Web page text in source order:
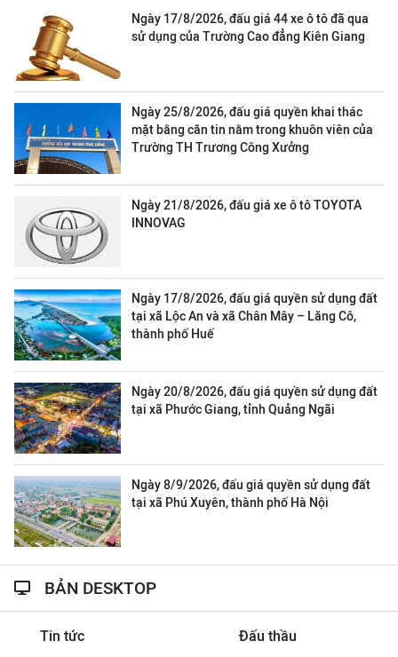
Ngày 17/8/2026, đấu giá 44 xe ô tô đã qua
sử dụng của Trường Cao đẳng Kiên Giang
Ngày 25/8/2026, đấu giá quyền khai thác
mặt bằng căn tin nằm trong khuôn viên của
Trường TH Trương Công Xưởng
Ngày 21/8/2026, đấu giá xe ô tô TOYOTA
INNOVAG
Ngày 17/8/2026, đấu giá quyền sử dụng đất
tại xã Lộc An và xã Chân Mây – Lăng Cô,
thành phố Huế
Ngày 20/8/2026, đấu giá quyền sử dụng đất
tại xã Phước Giang, tỉnh Quảng Ngãi
Ngày 8/9/2026, đấu giá quyền sử dụng đất
tại xã Phú Xuyên, thành phố Hà Nội
BẢN DESKTOP
Tin tức Đấu thầu